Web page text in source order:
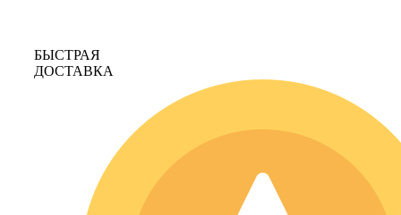
БЫСТРАЯ
ДОСТАВКА